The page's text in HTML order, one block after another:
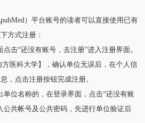
）平台账号的读者可以直接使用已有
方式注册：
“还没有账号，去注册”进入注册界面。
医科大学】，确认单位无误后，在个人信
，点击注册按钮完成注册。
位名称的，在登录界面，点击“还没有账
公共帐号及公共密码，先进行单位验证后